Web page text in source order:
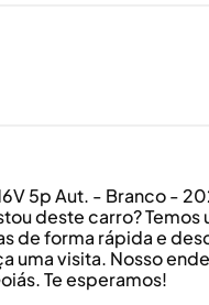
5p Aut. - Branco -
deste carro?
de forma rápida e
visita. Nosso
Te esperamos!